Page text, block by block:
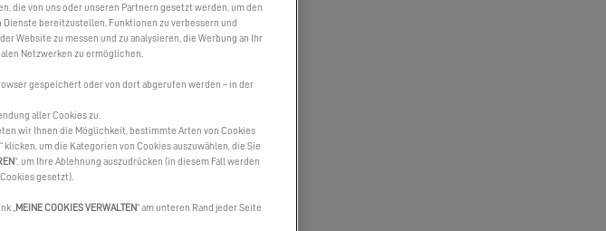
SEINE
11!
Optionen an Bord seines Katamarans Te Ava.
die von uns oder unseren Partnern gesetzt werden, um den
bereitzustellen, Funktionen zu verbessern und
Website zu messen und zu analysieren, die Werbung an Ihr
Netzwerken zu ermöglichen.
gespeichert oder von dort abgerufen werden – in der
aller Cookies zu.
wir Ihnen die Möglichkeit, bestimmte Arten von Cookies
“ klicken, um die Kategorien von Cookies auszuwählen, die Sie
“, um Ihre Ablehnung auszudrücken (in diesem Fall werden
gesetzt).
„ MEINE COOKIES VERWALTEN“ am unteren Rand jeder Seite